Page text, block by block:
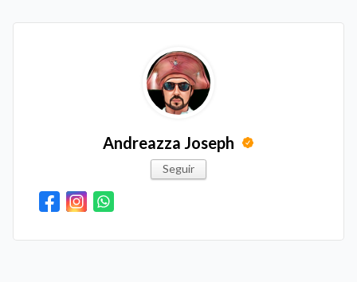
Andreazza Joseph
Seguir